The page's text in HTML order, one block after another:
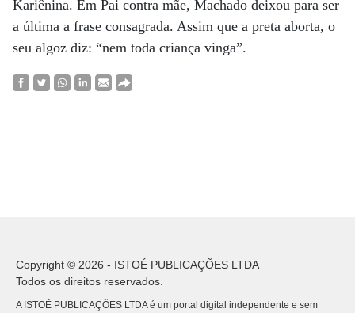
Kariênina. Em Pai contra mãe, Machado deixou para ser
a última a frase consagrada. Assim que a preta aborta, o
seu algoz diz: “nem toda criança vinga”.
Copyright © 2026 - ISTOÉ PUBLICAÇÕES LTDA
Todos os direitos reservados.
A ISTOÉ PUBLICAÇÕES LTDA é um portal digital independente e sem